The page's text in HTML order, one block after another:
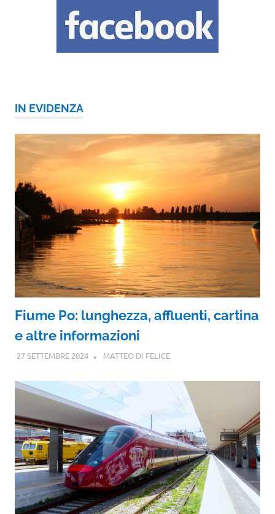
IN EVIDENZA
Fiume Po: lunghezza, affluenti, cartina
e altre informazioni
27 SETTEMBRE 2024 MATTEO DI FELICE